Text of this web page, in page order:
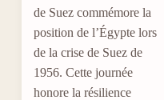
de Suez commémore la
position de l’Égypte lors
de la crise de Suez de
1956. Cette journée
honore la résilience